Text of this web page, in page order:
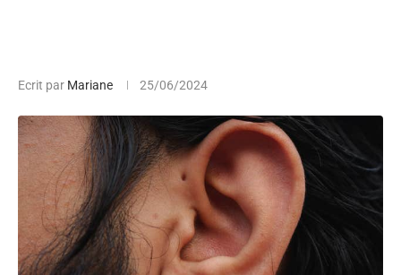
Ecrit par Mariane 25/06/2024